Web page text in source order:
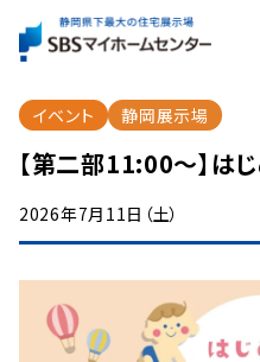
イベント 静岡展示場
【第二部11:00～】は
2026年7月11日（土）